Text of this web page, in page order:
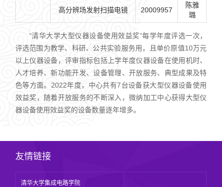
高分辨场发射扫描电镜 20009957
陈雅
璐
“清华大学大型仪器设备使用效益奖”每学年度评选一次，
评选范围为教学、科研、公共实验服务用，且单价原值10万元
以上仪器设备，评审指标包括上学年度仪器设备在使用机时、
人才培养、新功能开发、设备管理、开放服务、典型成果及特
色等方面。2022年度，中心共有7台设备获大型仪器设备使用
效益奖，随着开放服务的不断深入，微纳加工中心获得大型仪
器设备使用效益奖的设备数量逐年增多。
友情链接
清华大学集成电路学院